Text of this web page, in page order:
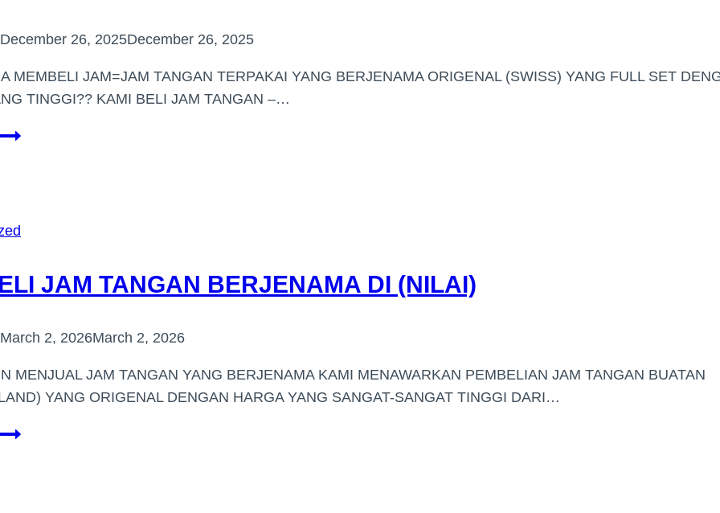
December 26, 2025December 26, 2025
MEMBELI JAM=JAM TANGAN TERPAKAI YANG BERJENAMA ORIGENAL (SWISS) YANG FULL SET
TINGGI?? KAMI BELI JAM TANGAN –…
JAM TANGAN BERJENAMA DI (NILAI)
March 2, 2026March 2, 2026
MENJUAL JAM TANGAN YANG BERJENAMA KAMI MENAWARKAN PEMBELIAN JAM TANGAN BUATAN
YANG ORIGENAL DENGAN HARGA YANG SANGAT-SANGAT TINGGI DARI…